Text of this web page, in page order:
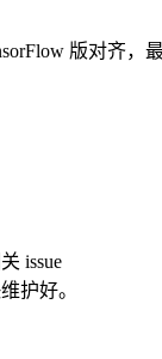
版对齐，
issue
护好。